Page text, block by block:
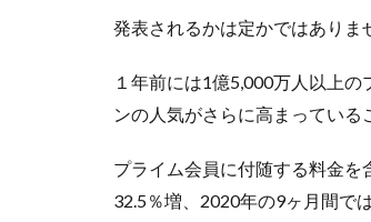
発表されるかは定かではありま
１年前には1億5,000万人以上
ンの人気がさらに高まっている
プライム会員に付随する料金
32.5％増、2020年の9ヶ月間で